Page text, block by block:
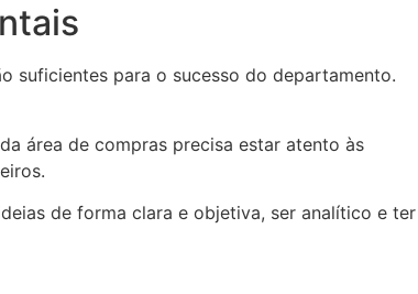
suficientes para o sucesso do departamento.
área de compras precisa estar atento às
de forma clara e objetiva, ser analítico e ter